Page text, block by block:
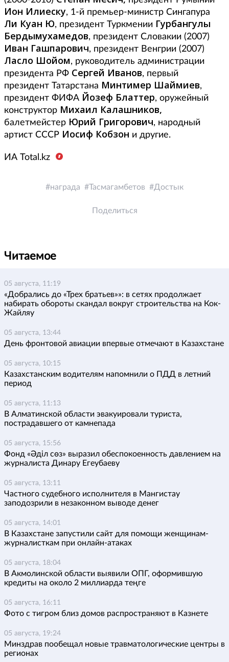
Ион Илиеску, 1-й премьер-министр Сингапура
Ли Куан Ю, президент Туркмении Гурбангулы
Бердымухамедов, президент Словакии (2007)
Иван Гашпарович, президент Венгрии (2007)
Ласло Шойом, руководитель администрации
президента РФ Сергей Иванов, первый
президент Татарстана Минтимер Шаймиев,
президент ФИФА Йозеф Блаттер, оружейный
конструктор Михаил Калашников,
балетмейстер Юрий Григорович, народный
артист СССР Иосиф Кобзон и другие.
ИА Total.kz
награда Тасмагамбетов Достык
Поделиться
Читаемое
05 августа, 11:19
«Добрались до «Трех братьев»»: в сетях продолжает
набирать обороты скандал вокруг строительства на Кок-
Жайляу
05 августа, 13:44
День фронтовой авиации впервые отмечают в Казахстане
05 августа, 10:15
Казахстанским водителям напомнили о ПДД в летний
период
05 августа, 11:13
В Алматинской области эвакуировали туриста,
пострадавшего от камнепада
05 августа, 15:56
Фонд «Әділ сөз» выразил обеспокоенность давлением на
журналиста Динару Егеубаеву
05 августа, 13:11
Частного судебного исполнителя в Мангистау
заподозрили в незаконном выводе денег
05 августа, 14:01
В Казахстане запустили сайт для помощи женщинам-
журналисткам при онлайн-атаках
05 августа, 18:04
В Акмолинской области выявили ОПГ, оформившую
кредиты на около 2 миллиарда теңге
05 августа, 16:11
Фото с тигром близ домов распространяют в Казнете
05 августа, 19:24
Минздрав пообещал новые травматологические центры в
регионах